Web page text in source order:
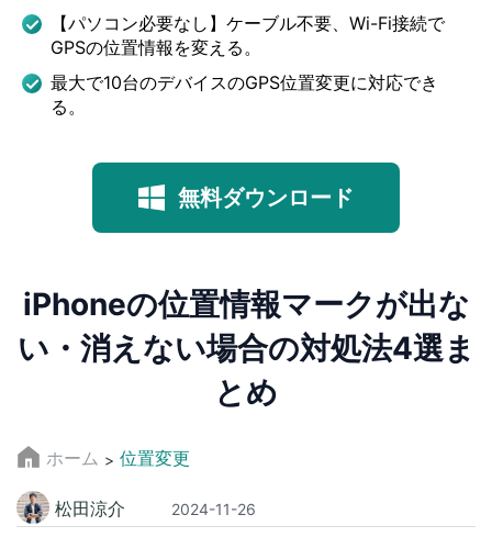
【パソコン必要なし】ケーブル不要、Wi-Fi接続で
GPSの位置情報を変える。
最大で10台のデバイスのGPS位置変更に対応でき
る。
無料ダウンロード
iPhoneの位置情報マークが出な
い・消えない場合の対処法4選ま
とめ
ホーム > 位置変更
松田涼介 2024-11-26